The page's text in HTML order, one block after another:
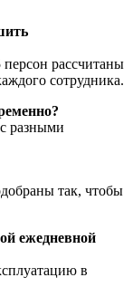
рассчитаны
сотрудника.
разными
так, чтобы
ежедневной
в